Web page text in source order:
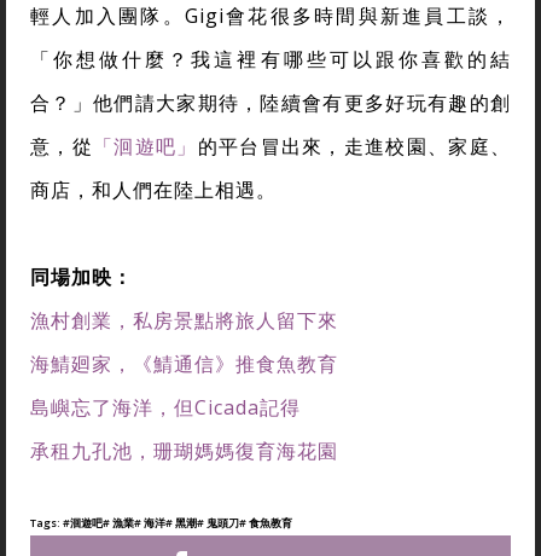
輕人加入團隊。Gigi會花很多時間與新進員工談，
「你想做什麼？我這裡有哪些可以跟你喜歡的結
合？」他們請大家期待，陸續會有更多好玩有趣的創
意，從 「洄遊吧」 的平台冒出來，走進校園、家庭、
商店，和人們在陸上相遇。
同場加映：
漁村創業，私房景點將旅人留下來
海鯖廻家，《鯖通信》推食魚教育
島嶼忘了海洋，但Cicada記得
承租九孔池，珊瑚媽媽復育海花園
Tags: #洄遊吧# 漁業# 海洋# 黑潮# 鬼頭刀# 食魚教育